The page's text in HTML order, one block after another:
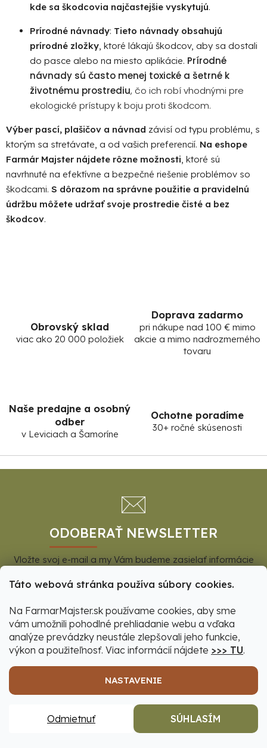
Táto webová stránka používa súbory cookies.
Na FarmarMajster.sk používame cookies, aby sme
vám umožnili pohodlné prehliadanie webu a vďaka
analýze prevádzky neustále zlepšovali jeho funkcie,
výkon a použiteľnosť. Viac informácií nájdete >>> TU.
NASTAVENIE
Odmietnuť SÚHLASÍM
kde sa škodcovia najčastejšie vyskytujú.
Prírodné návnady: Tieto návnady obsahujú
prírodné zložky , ktoré lákajú škodcov, aby sa dostali
do pasce alebo na miesto aplikácie. Prírodné
návnady sú často menej toxické a šetrné k
životnému prostrediu, čo ich robí vhodnými pre
ekologické prístupy k boju proti škodcom.
Výber pascí, plašičov a návnad závisí od typu problému, s
ktorým sa stretávate, a od vašich preferencií. Na eshope
Farmár Majster nájdete rôzne možnosti , ktoré sú
navrhnuté na efektívne a bezpečné riešenie problémov so
škodcami. S dôrazom na správne použitie a pravidelnú
údržbu môžete udržať svoje prostredie čisté a bez
škodcov.
Obrovský sklad
viac ako 20 000 položiek
Doprava zadarmo
pri nákupe nad 100 € mimo
akcie a mimo nadrozmerného
tovaru
Naše predajne a osobný
odber
v Leviciach a Šamoríne
Ochotne poradíme
30+ ročné skúsenosti
Z
e
ODOBERAŤ NEWSLETTER
Vložte svoj e-mail a my Vám budeme zasielať informácie
Email
Vložením e-mailu súhlasíte spodmienkami ochrany
osobných údajov
PRIHLÁSIŤ SA